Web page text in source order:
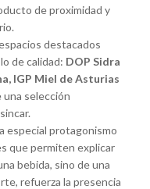
de proximidad y
destacados
de calidad: DOP Sidra
IGP Miel de Asturias
una selección
especial protagonismo
que permiten explicar
bebida, sino de una
refuerza la presencia